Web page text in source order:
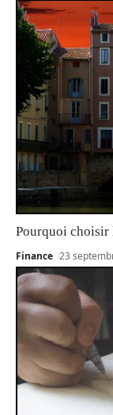
Pourquoi choisir
Finance 23